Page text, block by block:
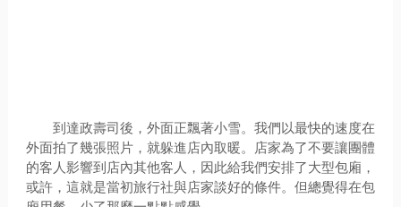
到達政壽司後，外面正飄著小雪。我們以最快的速度在
外面拍了幾張照片，就躲進店內取暖。店家為了不要讓團體
的客人影響到店內其他客人，因此給我們安排了大型包廂，
或許，這就是當初旅行社與店家談好的條件。但總覺得在包